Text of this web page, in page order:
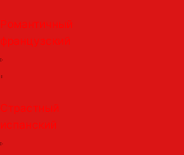
Романтичный
французский
Страстный
испанский